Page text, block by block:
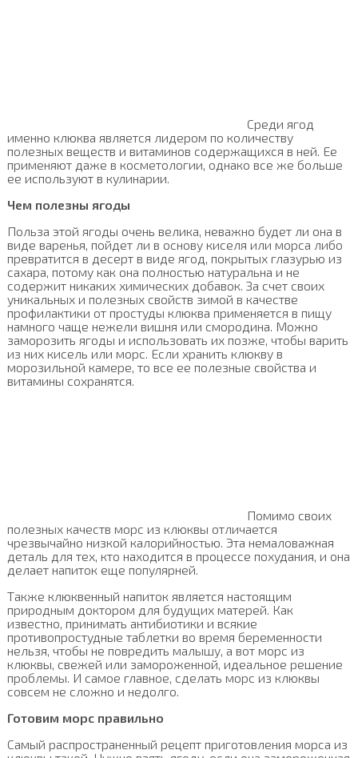
Среди ягод
именно клюква является лидером по количеству
полезных веществ и витаминов содержащихся в ней. Ее
применяют даже в косметологии, однако все же больше
ее используют в кулинарии.
Чем полезны ягоды
Польза этой ягоды очень велика, неважно будет ли она в
виде варенья, пойдет ли в основу киселя или морса либо
превратится в десерт в виде ягод, покрытых глазурью из
сахара, потому как она полностью натуральна и не
содержит никаких химических добавок. За счет своих
уникальных и полезных свойств зимой в качестве
профилактики от простуды клюква применяется в пищу
намного чаще нежели вишня или смородина. Можно
заморозить ягоды и использовать их позже, чтобы варить
из них кисель или морс. Если хранить клюкву в
морозильной камере, то все ее полезные свойства и
витамины сохранятся.
Помимо своих
полезных качеств морс из клюквы отличается
чрезвычайно низкой калорийностью. Эта немаловажная
деталь для тех, кто находится в процессе похудания, и она
делает напиток еще популярней.
Также клюквенный напиток является настоящим
природным доктором для будущих матерей. Как
известно, принимать антибиотики и всякие
противопростудные таблетки во время беременности
нельзя, чтобы не повредить малышу, а вот морс из
клюквы, свежей или замороженной, идеальное решение
проблемы. И самое главное, сделать морс из клюквы
совсем не сложно и недолго.
Готовим морс правильно
Самый распространенный рецепт приготовления морса из